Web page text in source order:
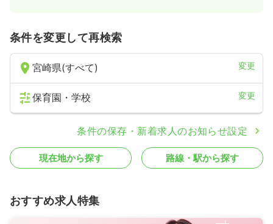
条件を変更して再検索
宮崎県(すべて) 変更
保育園・学校 変更
条件の保存・新着求人のお知らせ設定
現在地から探す 路線・駅から探す
おすすめ求人特集